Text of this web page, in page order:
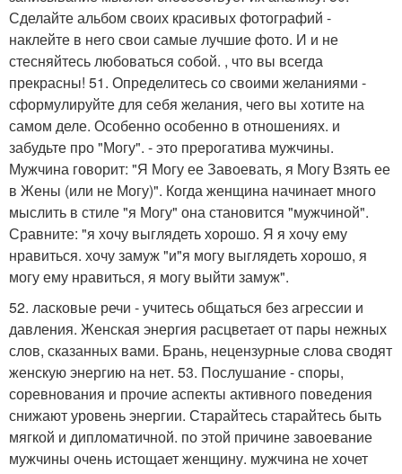
Сделайте альбом своих красивых фотографий -
наклейте в него свои самые лучшие фото. И и не
стесняйтесь любоваться собой. , что вы всегда
прекрасны! 51. Определитесь со своими желаниями -
сформулируйте для себя желания, чего вы хотите на
самом деле. Особенно особенно в отношениях. и
забудьте про "Могу". - это прерогатива мужчины.
Мужчина говорит: "Я Могу ее Завоевать, я Могу Взять ее
в Жены (или не Могу)". Когда женщина начинает много
мыслить в стиле "я Могу" она становится "мужчиной".
Сравните: "я хочу выглядеть хорошо. Я я хочу ему
нравиться. хочу замуж "и"я могу выглядеть хорошо, я
могу ему нравиться, я могу выйти замуж".
52. ласковые речи - учитесь общаться без агрессии и
давления. Женская энергия расцветает от пары нежных
слов, сказанных вами. Брань, нецензурные слова сводят
женскую энергию на нет. 53. Послушание - споры,
соревнования и прочие аспекты активного поведения
снижают уровень энергии. Старайтесь старайтесь быть
мягкой и дипломатичной. по этой причине завоевание
мужчины очень истощает женщину. мужчина не хочет